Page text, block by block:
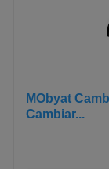
MObyat
Cambiar...